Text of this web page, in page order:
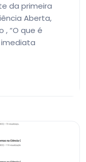
da primeira
Aberta,
, “O que é
imediata